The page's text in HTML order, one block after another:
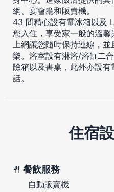
網、宴會廳和販賣機。
43 間精心設有電冰箱以及
您入住，享受家一般的溫
上網讓您隨時保持連線，
樂。浴室設有淋浴/浴缸二
險箱以及書桌，此外亦設
話。
住宿
餐飲服務
自動販賣機